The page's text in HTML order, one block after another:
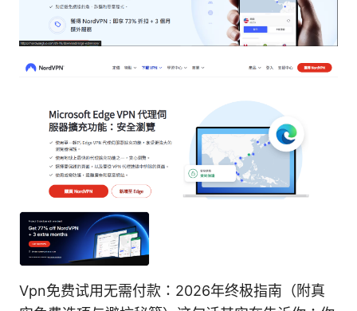
Vpn免费试用无需付款：2026年终极指南（附真